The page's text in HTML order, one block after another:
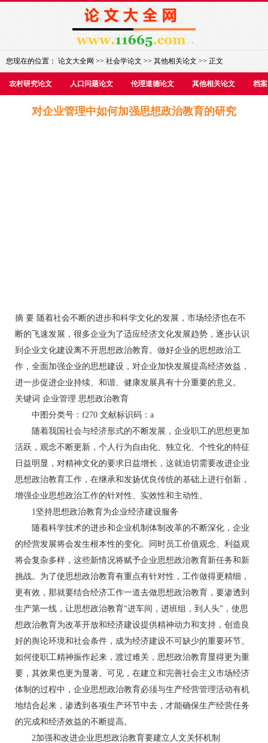
您现在的位置：论文大全网>>社会学论文>>其他相关论文>> 正文
农村研究论文 人口问题论文 伦理道德论文 其他相关论文 档
对企业管理中如何加强思想政治教育的研究
摘 要 随着社会不断的进步和科学文化的发展，市场经济也在不
断的飞速发展，很多企业为了适应经济文化发展趋势，逐步认识
到企业文化建设离不开思想政治教育。做好企业的思想政治工
作，全面加强企业的思想建设，对企业加快发展提高经济效益，
进一步促进企业持续、和谐、健康发展具有十分重要的意义。
关键词 企业管理 思想政治教育
中图分类号：f270 文献标识码：a
随着我国社会与经济形式的不断发展，企业职工的思想更加
活跃，观念不断更新，个人行为自由化、独立化、个性化的特征
日益明显，对精神文化的要求日益增长，这就迫切需要改进企业
思想政治教育工作，在继承和发扬优良传统的基础上进行创新，
增强企业思想政治工作的针对性、实效性和主动性。
1坚持思想政治教育为企业经济建设服务
随着科学技术的进步和企业机制体制改革的不断深化，企业
的经营发展将会发生根本性的变化。同时员工价值观念、利益观
将会复杂多样，这些新情况将赋予企业思想政治教育新任务和新
挑战。为了使思想政治教育有重点有针对性，工作做得更精细，
更有效，那就要结合经济工作一道去做思想政治教育，要渗透到
生产第一线，让思想政治教育“进车间，进班组，到人头”，使思
想政治教育为改革开放和经济建设提供精神动力和支持，创造良
好的舆论环境和社会条件，成为经济建设不可缺少的重要环节。
如何使职工精神振作起来，渡过难关，思想政治教育显得更为重
要，其效果也更为显著。可见，在建立和完善社会主义市场经济
体制的过程中，企业思想政治教育必须与生产经营管理活动有机
地结合起来，渗透到各项生产环节中去，才能确保生产经营任务
的完成和经济效益的不断提高。
2加强和改进企业思想政治教育要建立人文关怀机制